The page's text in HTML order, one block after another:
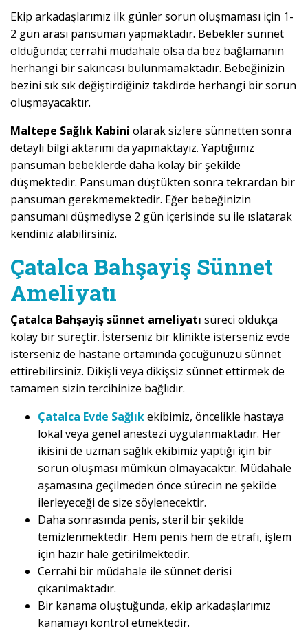
Ekip arkadaşlarımız ilk günler sorun oluşmaması için 1-
2 gün arası pansuman yapmaktadır. Bebekler sünnet
olduğunda; cerrahi müdahale olsa da bez bağlamanın
herhangi bir sakıncası bulunmamaktadır. Bebeğinizin
bezini sık sık değiştirdiğiniz takdirde herhangi bir sorun
oluşmayacaktır.
Maltepe Sağlık Kabini olarak sizlere sünnetten sonra
detaylı bilgi aktarımı da yapmaktayız. Yaptığımız
pansuman bebeklerde daha kolay bir şekilde
düşmektedir. Pansuman düştükten sonra tekrardan bir
pansuman gerekmemektedir. Eğer bebeğinizin
pansumanı düşmediyse 2 gün içerisinde su ile ıslatarak
kendiniz alabilirsiniz.
Çatalca Bahşayiş Sünnet
Ameliyatı
Çatalca Bahşayiş sünnet ameliyatı süreci oldukça
kolay bir süreçtir. İsterseniz bir klinikte isterseniz evde
isterseniz de hastane ortamında çocuğunuzu sünnet
ettirebilirsiniz. Dikişli veya dikişsiz sünnet ettirmek de
tamamen sizin tercihinize bağlıdır.
Çatalca Evde Sağlıkekibimiz, öncelikle hastaya
lokal veya genel anestezi uygulanmaktadır. Her
ikisini de uzman sağlık ekibimiz yaptığı için bir
sorun oluşması mümkün olmayacaktır. Müdahale
aşamasına geçilmeden önce sürecin ne şekilde
ilerleyeceği de size söylenecektir.
Daha sonrasında penis, steril bir şekilde
temizlenmektedir. Hem penis hem de etrafı, işlem
için hazır hale getirilmektedir.
Cerrahi bir müdahale ile sünnet derisi
çıkarılmaktadır.
Bir kanama oluştuğunda, ekip arkadaşlarımız
kanamayı kontrol etmektedir.